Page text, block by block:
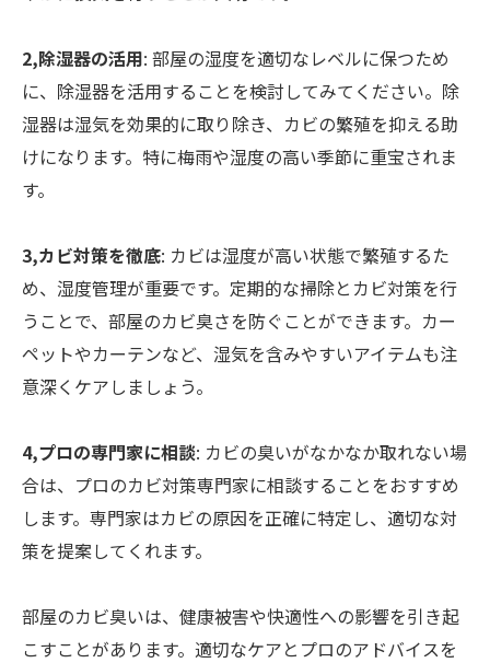
2,除湿器の活用: 部屋の湿度を適切なレベルに保つため
に、除湿器を活用することを検討してみてください。除
湿器は湿気を効果的に取り除き、カビの繁殖を抑える助
けになります。特に梅雨や湿度の高い季節に重宝されま
す。
3,カビ対策を徹底: カビは湿度が高い状態で繁殖するた
め、湿度管理が重要です。定期的な掃除とカビ対策を行
うことで、部屋のカビ臭さを防ぐことができます。カー
ペットやカーテンなど、湿気を含みやすいアイテムも注
意深くケアしましょう。
4,プロの専門家に相談: カビの臭いがなかなか取れない場
合は、プロのカビ対策専門家に相談することをおすすめ
します。専門家はカビの原因を正確に特定し、適切な対
策を提案してくれます。
部屋のカビ臭いは、健康被害や快適性への影響を引き起
こすことがあります。適切なケアとプロのアドバイスを